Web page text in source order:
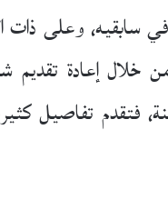
سابقيه، وعلى
إعادة
فتقدم تفاصيل